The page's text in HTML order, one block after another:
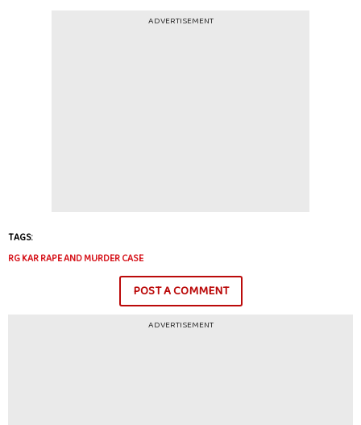
ADVERTISEMENT
TAGS:
RG KAR RAPE AND MURDER CASE
POST A COMMENT
ADVERTISEMENT